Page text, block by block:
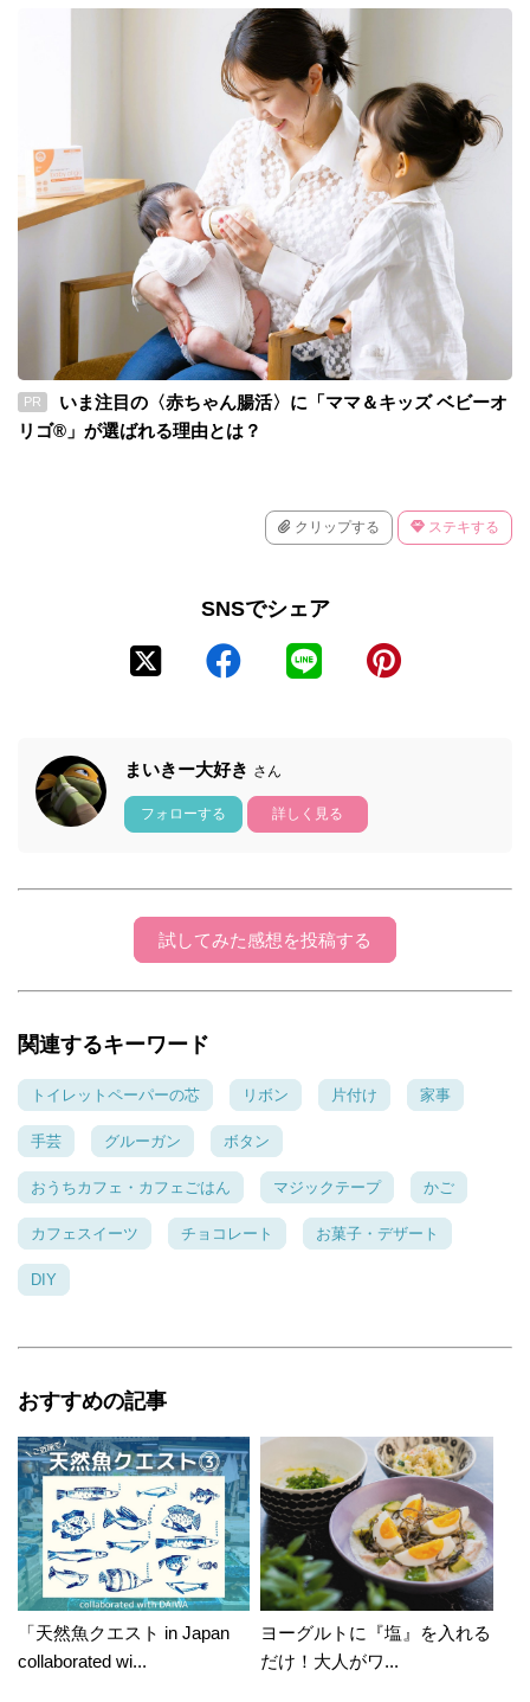
PR
いま注目の〈赤ちゃん腸活〉に「ママ＆キッズ ベビーオ
リゴ®」が選ばれる理由とは？
クリップする ステキする
SNSでシェア
まいきー大好き さん
フォローする 詳しく見る
試してみた感想を投稿する
関連するキーワード
トイレットペーパーの芯 リボン 片付け 家事
手芸 グルーガン ボタン
おうちカフェ・カフェごはん マジックテープ かご
カフェスイーツ チョコレート お菓子・デザート
DIY
おすすめの記事
「天然魚クエスト in Japan
collaborated wi...
ヨーグルトに『塩』を入れる
だけ！大人がワ...